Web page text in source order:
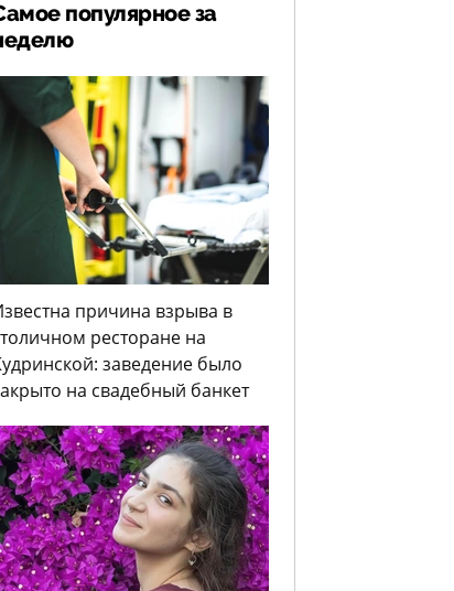
популярное за
причина взрыва в
ресторане на
заведение было
на свадебный банкет